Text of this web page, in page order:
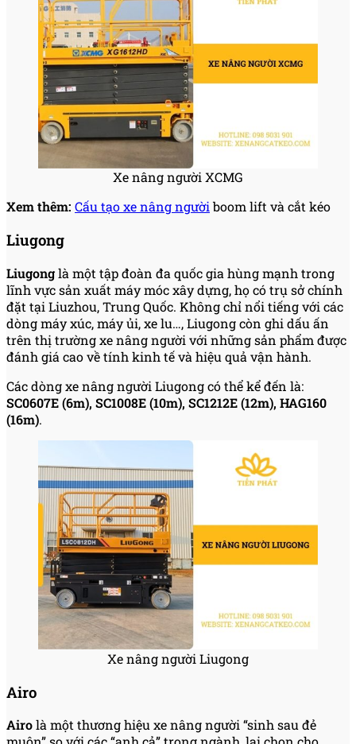
Xe nâng người XCMG
Xem thêm: Cấu tạo xe nâng ngườiboom lift và cắt kéo
Liugong
Liugonglà một tập đoàn đa quốc gia hùng mạnh trong
lĩnh vực sản xuất máy móc xây dựng, họ có trụ sở chính
đặt tại Liuzhou, Trung Quốc. Không chỉ nổi tiếng với các
dòng máy xúc, máy ủi, xe lu…, Liugong còn ghi dấu ấn
trên thị trường xe nâng người với những sản phẩm được
đánh giá cao về tính kinh tế và hiệu quả vận hành.
Các dòng xe nâng người Liugong có thể kể đến là:
SC0607E (6m), SC1008E (10m), SC1212E (12m), HAG160
(16m).
Xe nâng người Liugong
Airo
Airolà một thương hiệu xe nâng người “sinh sau đẻ